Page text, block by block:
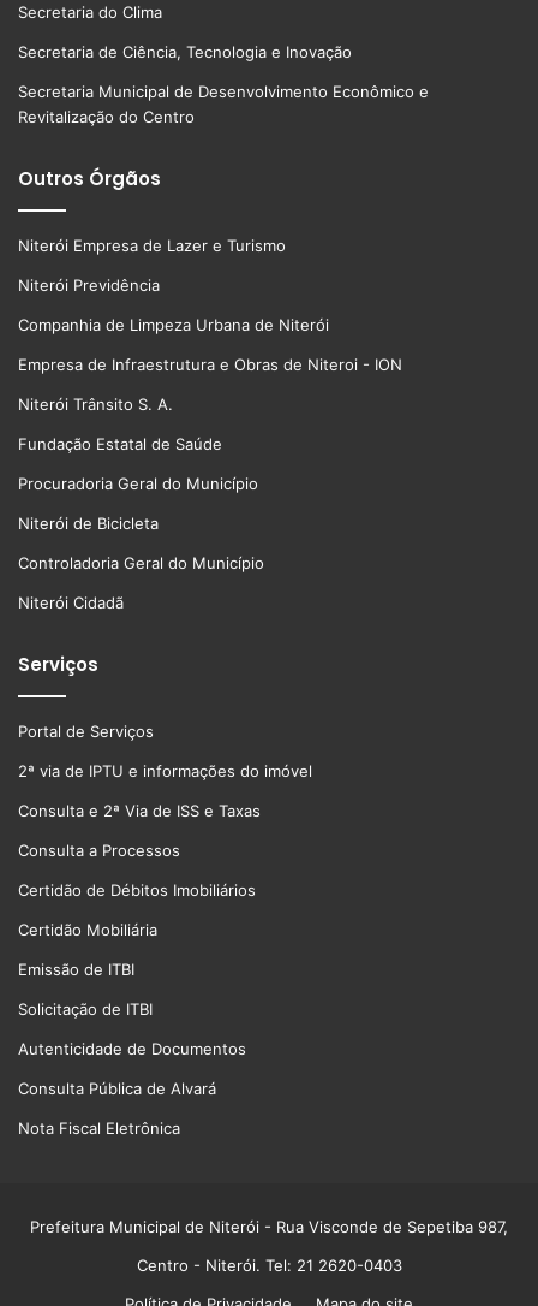
Secretaria do Clima
Secretaria de Ciência, Tecnologia e Inovação
Secretaria Municipal de Desenvolvimento Econômico e
Revitalização do Centro
Outros Órgãos
Niterói Empresa de Lazer e Turismo
Niterói Previdência
Companhia de Limpeza Urbana de Niterói
Empresa de Infraestrutura e Obras de Niteroi - ION
Niterói Trânsito S. A.
Fundação Estatal de Saúde
Procuradoria Geral do Município
Niterói de Bicicleta
Controladoria Geral do Município
Niterói Cidadã
Serviços
Portal de Serviços
2ª via de IPTU e informações do imóvel
Consulta e 2ª Via de ISS e Taxas
Consulta a Processos
Certidão de Débitos Imobiliários
Certidão Mobiliária
Emissão de ITBI
Solicitação de ITBI
Autenticidade de Documentos
Consulta Pública de Alvará
Nota Fiscal Eletrônica
Prefeitura Municipal de Niterói - Rua Visconde de Sepetiba 987,
Centro - Niterói. Tel: 21 2620-0403